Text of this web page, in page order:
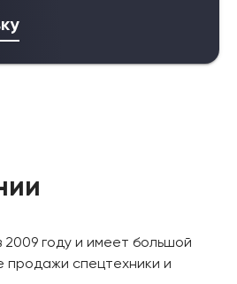
2009 году и имеет большой
продажи спецтехники и